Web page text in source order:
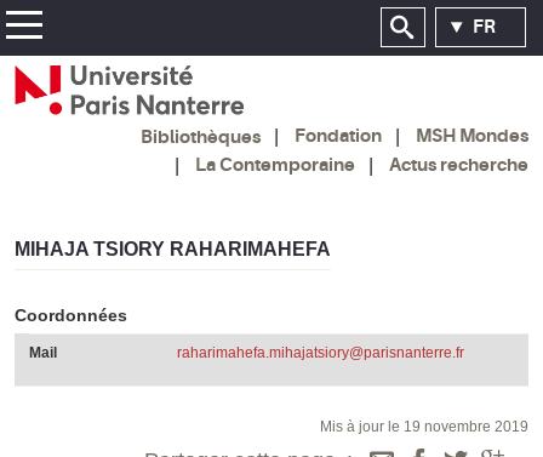
FR
Bibliothèques Fondation
MSH Mondes
La Contemporaine
Actus recherche
MIHAJA TSIORY RAHARIMAHEFA
Coordonnées
Mail raharimahefa.mihajatsiory@parisnanterre.fr
Mis à jour le 19 novembre 2019